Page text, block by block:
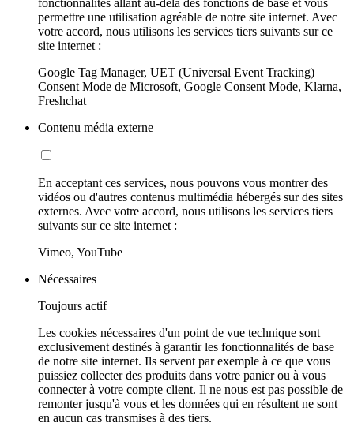
fonctionnalités allant au-delà des fonctions de base et vous
permettre une utilisation agréable de notre site internet. Avec
votre accord, nous utilisons les services tiers suivants sur ce
site internet :
Google Tag Manager, UET (Universal Event Tracking)
Consent Mode de Microsoft, Google Consent Mode, Klarna,
Freshchat
Contenu média externe
En acceptant ces services, nous pouvons vous montrer des
vidéos ou d'autres contenus multimédia hébergés sur des sites
externes. Avec votre accord, nous utilisons les services tiers
suivants sur ce site internet :
Vimeo, YouTube
Nécessaires
Toujours actif
Les cookies nécessaires d'un point de vue technique sont
exclusivement destinés à garantir les fonctionnalités de base
de notre site internet. Ils servent par exemple à ce que vous
puissiez collecter des produits dans votre panier ou à vous
connecter à votre compte client. Il ne nous est pas possible de
remonter jusqu'à vous et les données qui en résultent ne sont
en aucun cas transmises à des tiers.